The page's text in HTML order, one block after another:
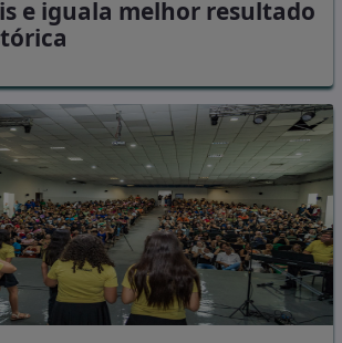
e iguala melhor resultado